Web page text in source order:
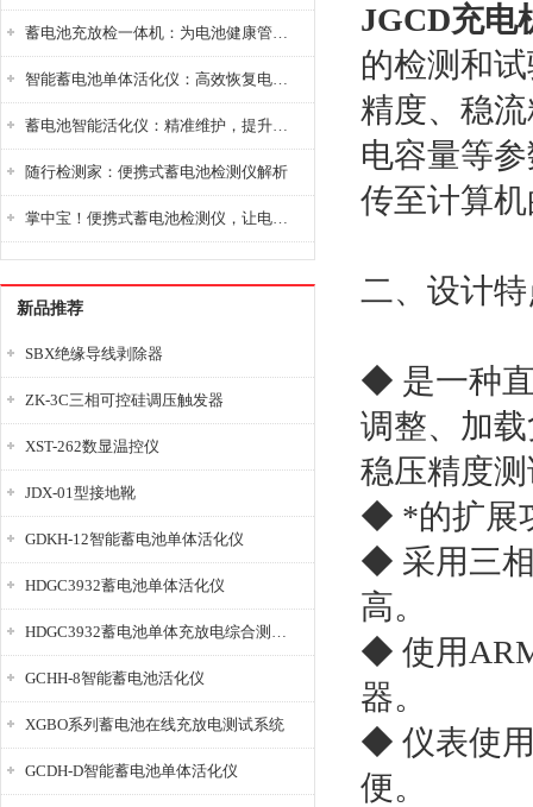
蓄电池充放检一体机：为电池健康管理提供一站式解决方案
智能蓄电池单体活化仪：高效恢复电池性能，延长蓄电池使用寿命
蓄电池智能活化仪：精准维护，提升电池健康状态
随行检测家：便携式蓄电池检测仪解析
掌中宝！便携式蓄电池检测仪，让电池检测变得简单又快捷！
新品推荐
SBX绝缘导线剥除器
ZK-3C三相可控硅调压触发器
XST-262数显温控仪
JDX-01型接地靴
GDKH-12智能蓄电池单体活化仪
HDGC3932蓄电池单体活化仪
HDGC3932蓄电池单体充放电综合测试仪
GCHH-8智能蓄电池活化仪
XGBO系列蓄电池在线充放电测试系统
GCDH-D智能蓄电池单体活化仪
JGCD充电
的检测和
精度、稳
电容量等
传至计算
二、设计
◆ 是一种
调整、加
稳压精度
◆ *的扩展
◆ 采用三
高。
◆ 使用
器。
◆ 仪表使
便。